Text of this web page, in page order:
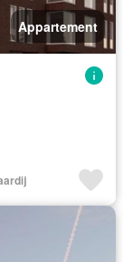
Appartement